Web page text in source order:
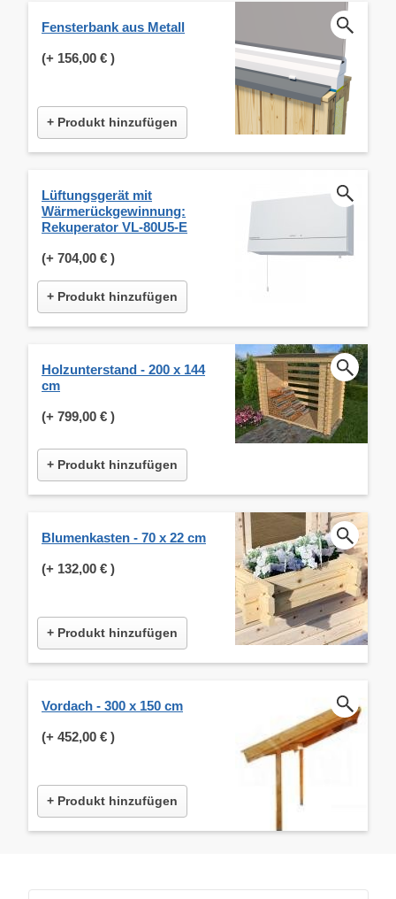
Fensterbank aus Metall
(+ 156,00 € )
+ Produkt hinzufügen
Lüftungsgerät mit
Wärmerückgewinnung:
Rekuperator VL-80U5-E
(+ 704,00 € )
+ Produkt hinzufügen
Holzunterstand - 200 x 144
cm
(+ 799,00 € )
+ Produkt hinzufügen
Blumenkasten - 70 x 22 cm
(+ 132,00 € )
+ Produkt hinzufügen
Vordach - 300 x 150 cm
(+ 452,00 € )
+ Produkt hinzufügen